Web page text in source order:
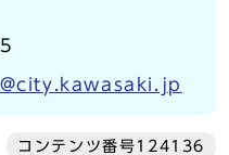
コンテンツ番号124136